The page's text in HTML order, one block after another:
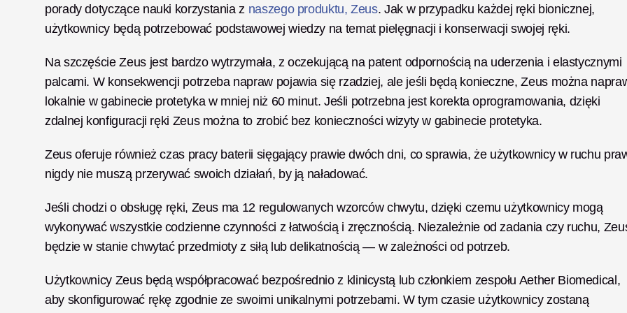
porady dotyczące nauki korzystania z naszego produktu, Zeus. Jak w przypadku każdej ręki bionicznej,
użytkownicy będą potrzebować podstawowej wiedzy na temat pielęgnacji i konserwacji swojej ręki.
Na szczęście Zeus jest bardzo wytrzymała, z oczekującą na patent odpornością na uderzenia i elastycznymi
palcami. W konsekwencji potrzeba napraw pojawia się rzadziej, ale jeśli będą konieczne, Zeus można
lokalnie w gabinecie protetyka w mniej niż 60 minut. Jeśli potrzebna jest korekta oprogramowania, dzięki
zdalnej konfiguracji ręki Zeus można to zrobić bez konieczności wizyty w gabinecie protetyka.
Zeus oferuje również czas pracy baterii sięgający prawie dwóch dni, co sprawia, że użytkownicy w ruchu
nigdy nie muszą przerywać swoich działań, by ją naładować.
Jeśli chodzi o obsługę ręki, Zeus ma 12 regulowanych wzorców chwytu, dzięki czemu użytkownicy mogą
wykonywać wszystkie codzienne czynności z łatwością i zręcznością. Niezależnie od zadania czy ruchu,
będzie w stanie chwytać przedmioty z siłą lub delikatnością — w zależności od potrzeb.
Użytkownicy Zeus będą współpracować bezpośrednio z klinicystą lub członkiem zespołu Aether Biomedical,
aby skonfigurować rękę zgodnie ze swoimi unikalnymi potrzebami. W tym czasie użytkownicy zostaną